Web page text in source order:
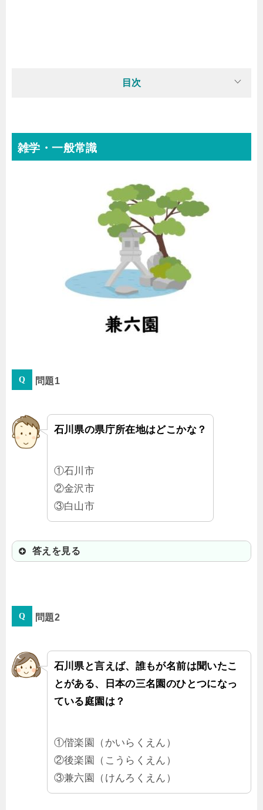
目次
雑学・一般常識
問題1
石川県の県庁所在地はどこかな？
①石川市
②金沢市
③白山市
答えを見る
全国の県庁所在地の中で、雷の日数
が発生しやすいからなんだ。
問題2
石川県と言えば、誰もが名前は聞いたこ
とがある、日本の三名園のひとつになっ
ている庭園は？
①偕楽園（かいらくえん）
②後楽園（こうらくえん）
③兼六園（けんろくえん）